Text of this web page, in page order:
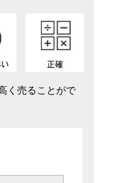
く売ることがで